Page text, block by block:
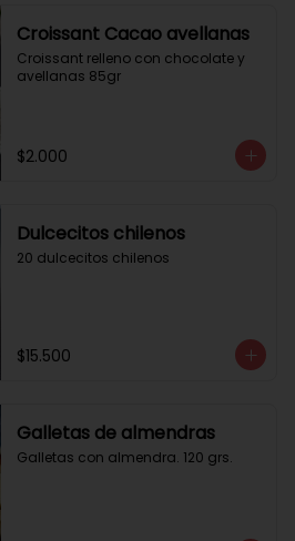
Croissant Cacao avellanas
Croissant relleno con chocolate y
avellanas 85gr
$2.000
Dulcecitos chilenos
20 dulcecitos chilenos
$15.500
Galletas de almendras
Galletas con almendra. 120 grs.